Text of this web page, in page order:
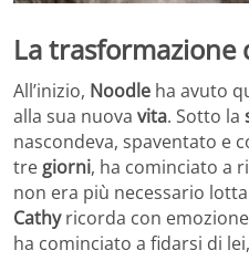
La trasformazione
All’inizio, Noodle ha avuto
alla sua nuova vita. Sotto la
nascondeva, spaventato e
tre giorni, ha cominciato a
non era più necessario
Cathyricorda con
ha cominciato a fidarsi di